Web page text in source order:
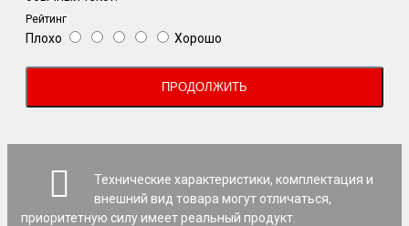
Рейтинг
Плохо Хорошо
ПРОДОЛЖИТЬ
Технические характеристики, комплектация и
внешний вид товара могут отличаться,
приоритетную силу имеет реальный продукт.